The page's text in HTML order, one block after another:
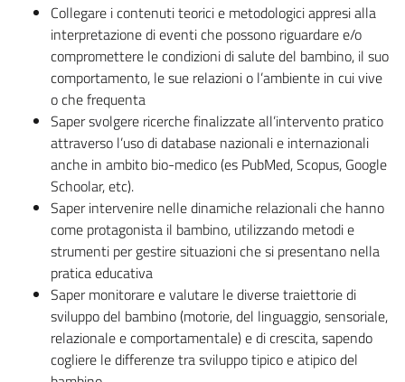
Collegare i contenuti teorici e metodologici appresi alla
interpretazione di eventi che possono riguardare e/o
compromettere le condizioni di salute del bambino, il suo
comportamento, le sue relazioni o l’ambiente in cui vive
o che frequenta
Saper svolgere ricerche finalizzate all’intervento pratico
attraverso l’uso di database nazionali e internazionali
anche in ambito bio-medico (es PubMed, Scopus, Google
Schoolar, etc).
Saper intervenire nelle dinamiche relazionali che hanno
come protagonista il bambino, utilizzando metodi e
strumenti per gestire situazioni che si presentano nella
pratica educativa
Saper monitorare e valutare le diverse traiettorie di
sviluppo del bambino (motorie, del linguaggio, sensoriale,
relazionale e comportamentale) e di crescita, sapendo
cogliere le differenze tra sviluppo tipico e atipico del